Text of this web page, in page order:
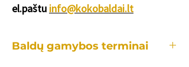
el.paštu info@kokobaldai.lt
Baldų gamybos terminai